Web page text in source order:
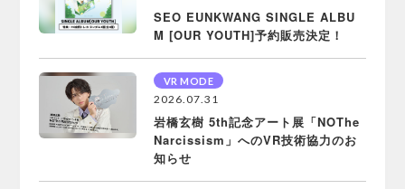
SEO EUNKWANG SINGLE ALBU
M [OUR YOUTH]予約販売決定！
VR MODE
2026.07.31
岩橋玄樹 5th記念アート展「NOThe
Narcissism」へのVR技術協力のお
知らせ